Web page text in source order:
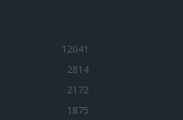
12041
2814
2172
1875